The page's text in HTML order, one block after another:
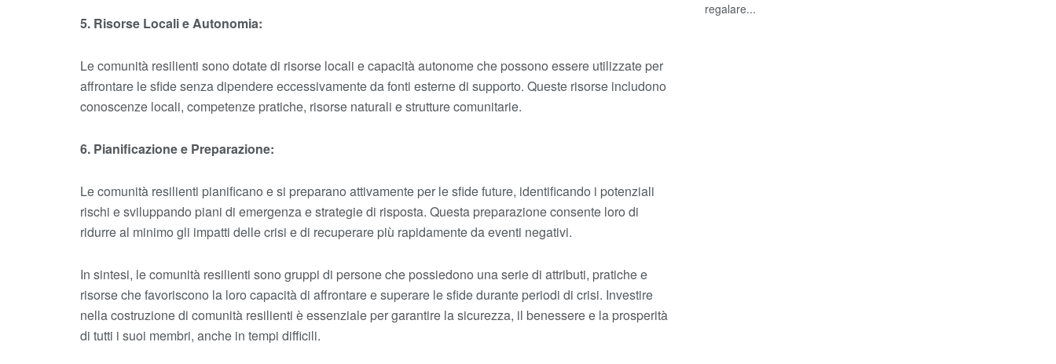
5. Risorse Locali e Autonomia:
Le comunità resilienti sono dotate di risorse locali e capacità autonome che possono essere utilizzate per
affrontare le sfide senza dipendere eccessivamente da fonti esterne di supporto. Queste risorse includono
conoscenze locali, competenze pratiche, risorse naturali e strutture comunitarie.
6. Pianificazione e Preparazione:
Le comunità resilienti pianificano e si preparano attivamente per le sfide future, identificando i potenziali
rischi e sviluppando piani di emergenza e strategie di risposta. Questa preparazione consente loro di
ridurre al minimo gli impatti delle crisi e di recuperare più rapidamente da eventi negativi.
In sintesi, le comunità resilienti sono gruppi di persone che possiedono una serie di attributi, pratiche e
risorse che favoriscono la loro capacità di affrontare e superare le sfide durante periodi di crisi. Investire
nella costruzione di comunità resilienti è essenziale per garantire la sicurezza, il benessere e la prosperità
di tutti i suoi membri, anche in tempi difficili.
regalare...